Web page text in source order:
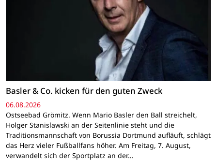
Basler & Co. kicken für den guten Zweck
06.08.2026
Ostseebad Grömitz. Wenn Mario Basler den Ball streichelt,
Holger Stanislawski an der Seitenlinie steht und die
Traditionsmannschaft von Borussia Dortmund aufläuft, schlägt
das Herz vieler Fußballfans höher. Am Freitag, 7. August,
verwandelt sich der Sportplatz an der…